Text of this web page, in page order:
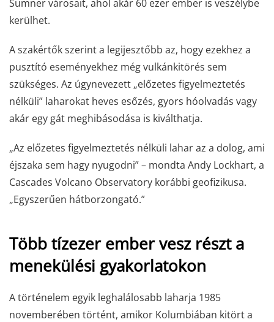
Sumner városait, ahol akár 60 ezer ember is veszélybe
kerülhet.
A szakértők szerint a legijesztőbb az, hogy ezekhez a
pusztító eseményekhez még vulkánkitörés sem
szükséges. Az úgynevezett „előzetes figyelmeztetés
nélküli” laharokat heves esőzés, gyors hóolvadás vagy
akár egy gát meghibásodása is kiválthatja.
„Az előzetes figyelmeztetés nélküli lahar az a dolog, ami
éjszaka sem hagy nyugodni” – mondta Andy Lockhart, a
Cascades Volcano Observatory korábbi geofizikusa.
„Egyszerűen hátborzongató.”
Több tízezer ember vesz részt a
menekülési gyakorlatokon
A történelem egyik leghalálosabb laharja 1985
novemberében történt, amikor Kolumbiában kitört a